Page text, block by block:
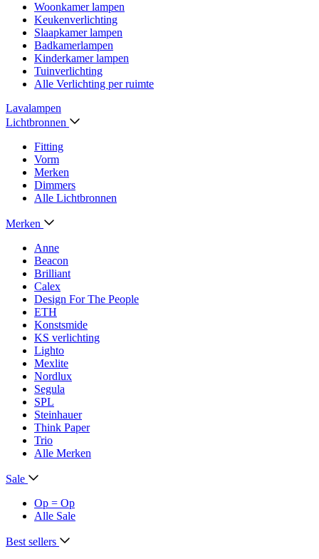
Woonkamer lampen
Keukenverlichting
Slaapkamer lampen
Badkamerlampen
Kinderkamer lampen
Tuinverlichting
Alle Verlichting per ruimte
Lavalampen
Lichtbronnen
Fitting
Vorm
Merken
Dimmers
Alle Lichtbronnen
Merken
Anne
Beacon
Brilliant
Calex
Design For The People
ETH
Konstsmide
KS verlichting
Lighto
Mexlite
Nordlux
Segula
SPL
Steinhauer
Think Paper
Trio
Alle Merken
Sale
Op = Op
Alle Sale
Best sellers